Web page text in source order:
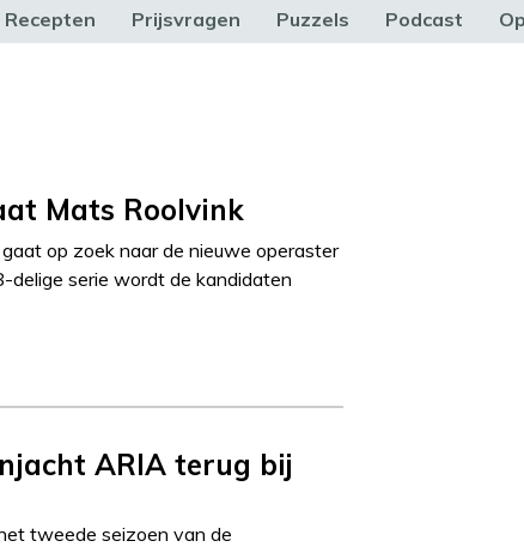
Recepten Prijsvragen Puzzels Podcast
Mats Roolvink
op zoek naar de nieuwe operaster
delige serie wordt de kandidaten
ARIA terug bij
tweede seizoen van de